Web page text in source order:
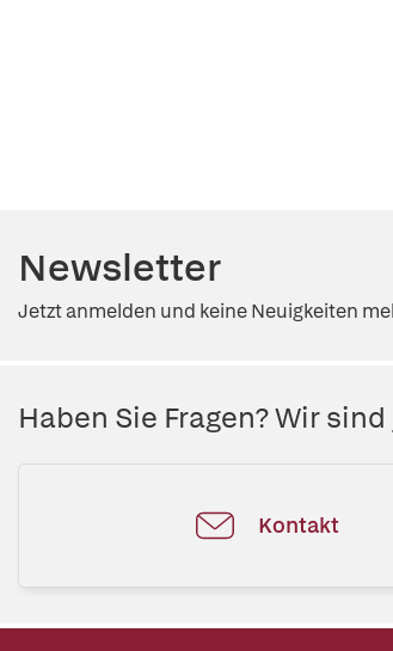
Newsletter
Jetzt anmelden und keine Neuigkeiten
Haben Sie Fragen? Wir
Kontakt